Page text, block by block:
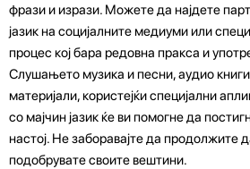
фрази и изрази. Можете да најдете
јазик на социјалните медиуми или
процес кој бара редовна пракса и
Слушањето музика и песни, аудио
материјали, користејќи специјални
со мајчин јазик ќе ви помогне да
настој. Не заборавајте да продолжите
подобрувате своите вештини.